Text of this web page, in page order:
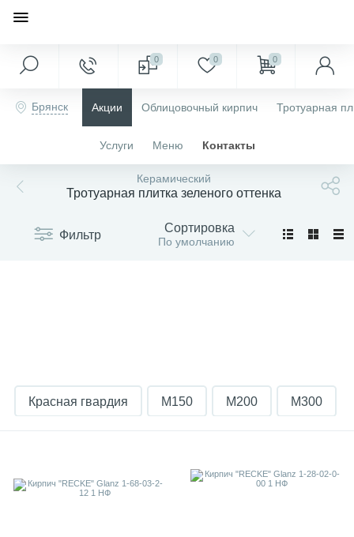
0 0 0
Брянск Акции Облицовочный кирпич Тротуарная
Услуги Меню Контакты
Керамический
Тротуарная плитка зеленого оттенка
Фильтр Сортировка
По умолчанию
Красная гвардия М150 М200 М300
Muhr